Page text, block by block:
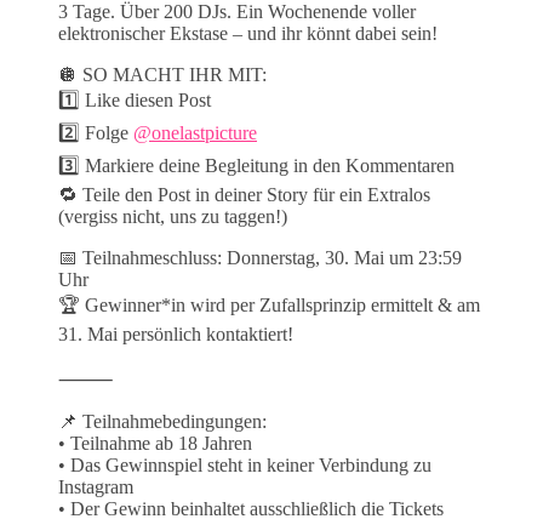
3 Tage. Über 200 DJs. Ein Wochenende voller
elektronischer Ekstase – und ihr könnt dabei sein!
🪩 SO MACHT IHR MIT:
1️⃣ Like diesen Post
2️⃣ Folge @onelastpicture
3️⃣ Markiere deine Begleitung in den Kommentaren
🔁 Teile den Post in deiner Story für ein Extralos
(vergiss nicht, uns zu taggen!)
📅 Teilnahmeschluss: Donnerstag, 30. Mai um 23:59
Uhr
🏆 Gewinner*in wird per Zufallsprinzip ermittelt & am
31. Mai persönlich kontaktiert!
⸻
📌 Teilnahmebedingungen:
• Teilnahme ab 18 Jahren
• Das Gewinnspiel steht in keiner Verbindung zu
Instagram
• Der Gewinn beinhaltet ausschließlich die Tickets